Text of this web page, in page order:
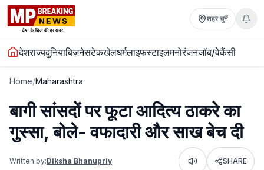
शहर चुनें
देशराज्यदुनियाबिज़नेसटेकखेलधर्मलाइफस्टाइलमनोरंजनजॉब/वेकैंसी
Home/Maharashtra
बागी सांसदों पर फूटा आदित्य ठाकरे का
गुस्सा, बोले- वफादारी और साख बेच दी
Written by:Diksha Bhanupriy Listen SHARE